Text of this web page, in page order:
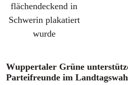
flächendeckend in
Schwerin plakatiert
wurde
Wuppertaler Grüne
Parteifreunde im